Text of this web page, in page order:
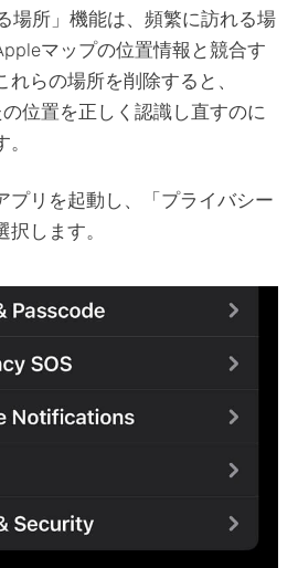
場所」機能は、頻繁に訪れる場
マップの位置情報と競合す
らの場所を削除すると、
位置を正しく認識し直すのに
プリを起動し、「プライバシー
します。